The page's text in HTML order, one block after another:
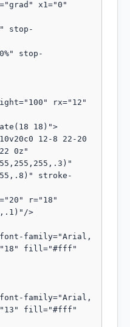
0z"
stroke-
>
fill="#fff"
fill="#fff"